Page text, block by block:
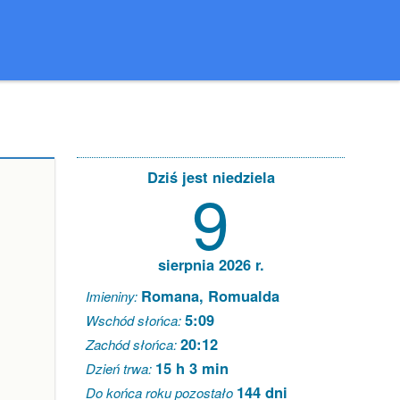
Dziś jest niedziela
9
sierpnia 2026 r.
Imieniny: Romana, Romualda
Wschód słońca:5:09
Zachód słońca:20:12
Dzień trwa: 15 h 3 min
Do końca roku pozostało 144 dni